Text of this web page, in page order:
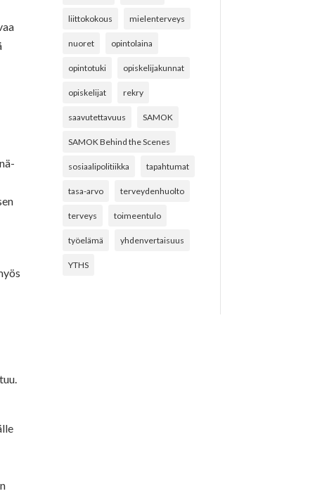
liittokokous mielenterveys
nuoret opintolaina
opintotuki opiskelijakunnat
opiskelijat rekry
saavutettavuus SAMOK
SAMOK Behind the Scenes
sosiaalipolitiikka tapahtumat
tasa-arvo terveydenhuolto
terveys toimeentulo
työelämä yhdenvertaisuus
YTHS